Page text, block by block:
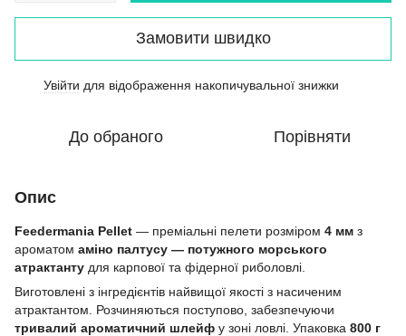
Замовити швидко
Увійти для відображення накопичувальної знижки
До обраного Порівняти
Опис
Feedermania Pellet — преміальні пелети розміром 4 мм з
ароматом аміно палтусу — потужного морського
атрактанту для карпової та фідерної риболовлі.
Виготовлені з інгредієнтів найвищої якості з насиченим
атрактантом. Розчиняються поступово, забезпечуючи
тривалий ароматичний шлейф у зоні ловлі. Упаковка 800 г